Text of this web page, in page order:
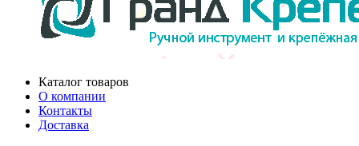
Каталог товаров
О компании
Контакты
Доставка